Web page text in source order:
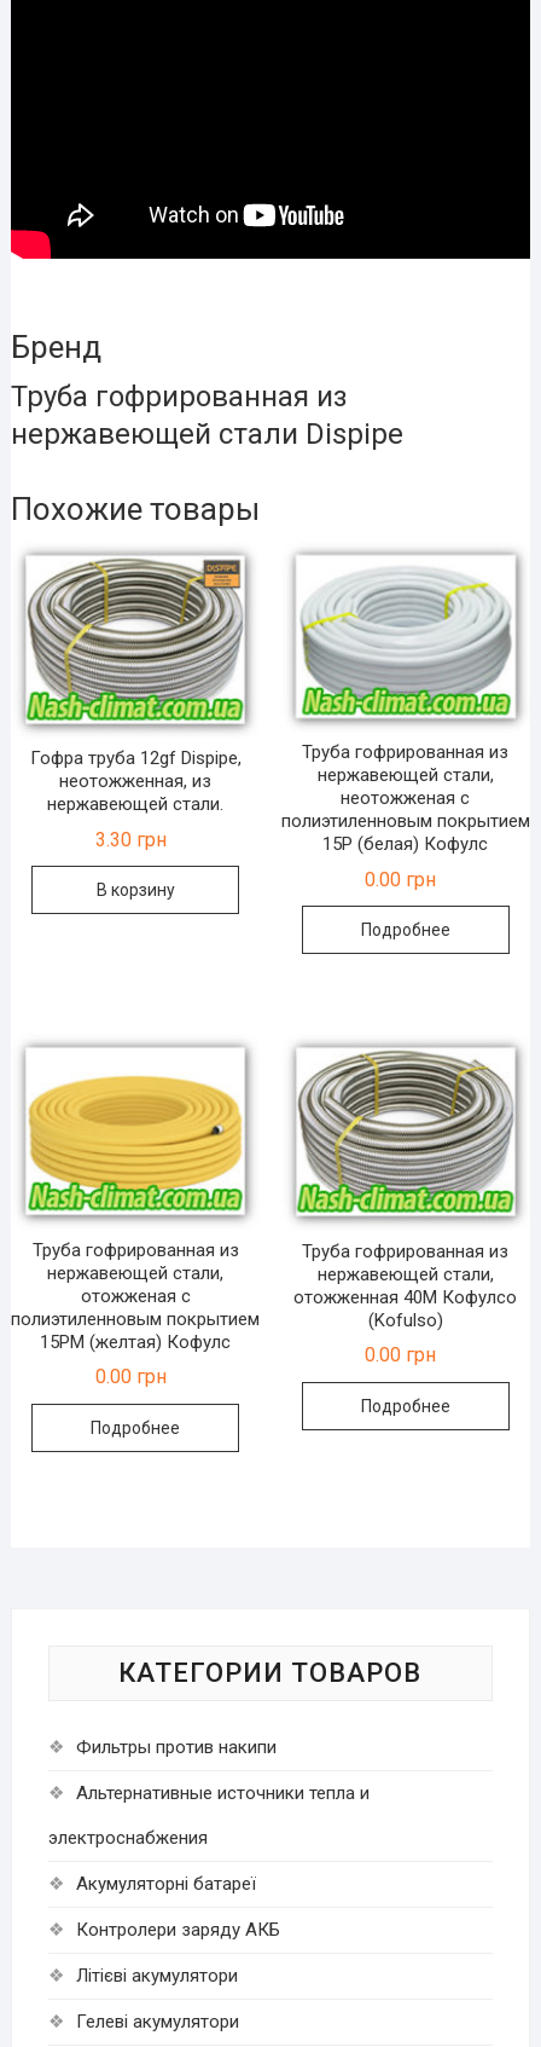
Бренд
Труба гофрированная из
нержавеющей стали Dispipe
Похожие товары
Гофра труба 12gf Dispipe,
неотожженная, из
нержавеющей стали.
3.30 грн
В корзину
Труба гофрированная из
нержавеющей стали,
неотожженая с
полиэтиленновым покрытием
15P (белая) Кофулс
0.00 грн
Подробнее
Труба гофрированная из
нержавеющей стали,
отожженая с
полиэтиленновым покрытием
15РМ (желтая) Кофулс
0.00 грн
Подробнее
Труба гофрированная из
нержавеющей стали,
отожженная 40М Кофулсо
(Kofulso)
0.00 грн
Подробнее
КАТЕГОРИИ ТОВАРОВ
Фильтры против накипи
Альтернативные источники тепла и
электроснабжения
Акумуляторні батареї
Контролери заряду АКБ
Літієві акумулятори
Гелеві акумулятори